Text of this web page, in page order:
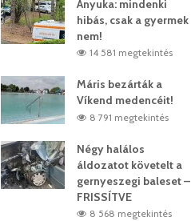
Anyuka: mindenki
hibás, csak a gyermek
nem!
14 581 megtekintés
Máris bezárták a
Víkend medencéit!
8 791 megtekintés
Négy halálos
áldozatot követelt a
gernyeszegi baleset –
FRISSÍTVE
8 568 megtekintés